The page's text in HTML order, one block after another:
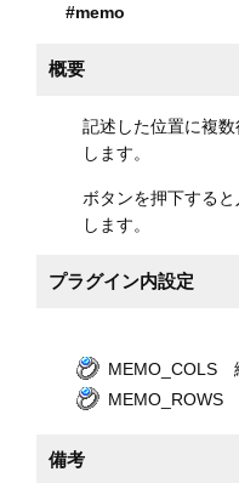
#memo
概要
記述した位置に複
します。
ボタンを押下する
します。
プラグイン内設定
MEMO_COLS
MEMO_ROWS
備考